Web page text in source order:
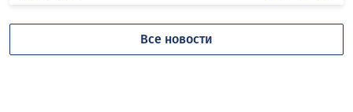
Все новости